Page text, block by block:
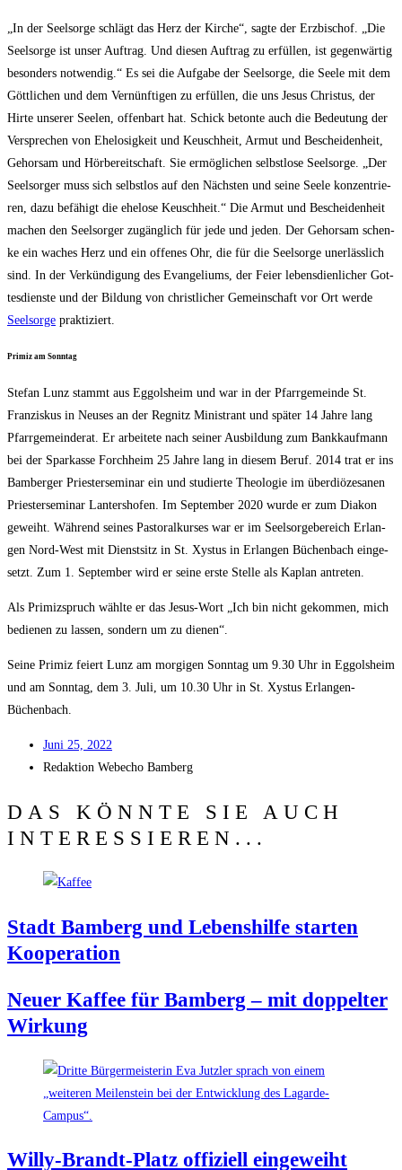
„In der Seel­sor­ge schlägt das Herz der Kir­che“, sag­te der Erz­bi­schof. „Die
Seel­sor­ge ist unser Auf­trag. Und die­sen Auf­trag zu erfül­len, ist gegen­wär­tig
beson­ders not­wen­dig.“ Es sei die Auf­ga­be der Seel­sor­ge, die See­le mit dem
Gött­li­chen und dem Ver­nünf­ti­gen zu erfül­len, die uns Jesus Chris­tus, der
Hir­te unse­rer See­len, offen­bart hat. Schick beton­te auch die Bedeu­tung der
Ver­spre­chen von Ehe­lo­sig­keit und Keusch­heit, Armut und Beschei­den­heit,
Gehor­sam und Hör­be­reit­schaft. Sie ermög­li­chen selbst­lo­se Seel­sor­ge. „Der
Seel­sor­ger muss sich selbst­los auf den Nächs­ten und sei­ne See­le kon­zen­trie­
ren, dazu befä­higt die ehe­lo­se Keusch­heit.“ Die Armut und Beschei­den­heit
machen den Seel­sor­ger zugäng­lich für jede und jeden. Der Gehor­sam schen­
ke ein waches Herz und ein offe­nes Ohr, die für die Seel­sor­ge uner­läss­lich
sind. In der Ver­kün­di­gung des Evan­ge­li­ums, der Fei­er lebens­dien­li­cher Got­
tes­diens­te und der Bil­dung von christ­li­cher Gemein­schaft vor Ort wer­de
Seel­sor­ge praktiziert.
Pri­miz am Sonntag
Ste­fan Lunz stammt aus Eggols­heim und war in der Pfarr­ge­mein­de St.
Fran­zis­kus in Neu­ses an der Reg­nitz Minis­trant und spä­ter 14 Jah­re lang
Pfarr­ge­mein­de­rat. Er arbei­te­te nach sei­ner Aus­bil­dung zum Bank­kauf­mann
bei der Spar­kas­se Forch­heim 25 Jah­re lang in die­sem Beruf. 2014 trat er ins
Bam­ber­ger Pries­ter­se­mi­nar ein und stu­dier­te Theo­lo­gie im über­diö­ze­sa­nen
Pries­ter­se­mi­nar Lan­ters­ho­fen. Im Sep­tem­ber 2020 wur­de er zum Dia­kon
geweiht. Wäh­rend sei­nes Pas­to­ral­kur­ses war er im Seel­sor­ge­be­reich Erlan­
gen Nord-West mit Dienst­sitz in St. Xys­tus in Erlan­gen Büchen­bach ein­ge­
setzt. Zum 1. Sep­tem­ber wird er sei­ne ers­te Stel­le als Kaplan antreten.
Als Pri­miz­spruch wähl­te er das Jesus-Wort „Ich bin nicht gekom­men, mich
bedie­nen zu las­sen, son­dern um zu dienen“.
Sei­ne Pri­miz fei­ert Lunz am mor­gi­gen Sonn­tag um 9.30 Uhr in Eggols­heim
und am Sonn­tag, dem 3. Juli, um 10.30 Uhr in St. Xys­tus Erlangen-
Büchenbach.
Juni 25, 2022
Redak­ti­on Web­echo Bamberg
DAS KÖNNTE SIE AUCH
INTERESSIEREN...
Stadt Bam­berg und Lebens­hil­fe star­ten
Kooperation
Neu­er Kaf­fee für Bam­berg – mit dop­pel­ter
Wirkung
Wil­ly-Brandt-Platz offi­zi­ell eingeweiht